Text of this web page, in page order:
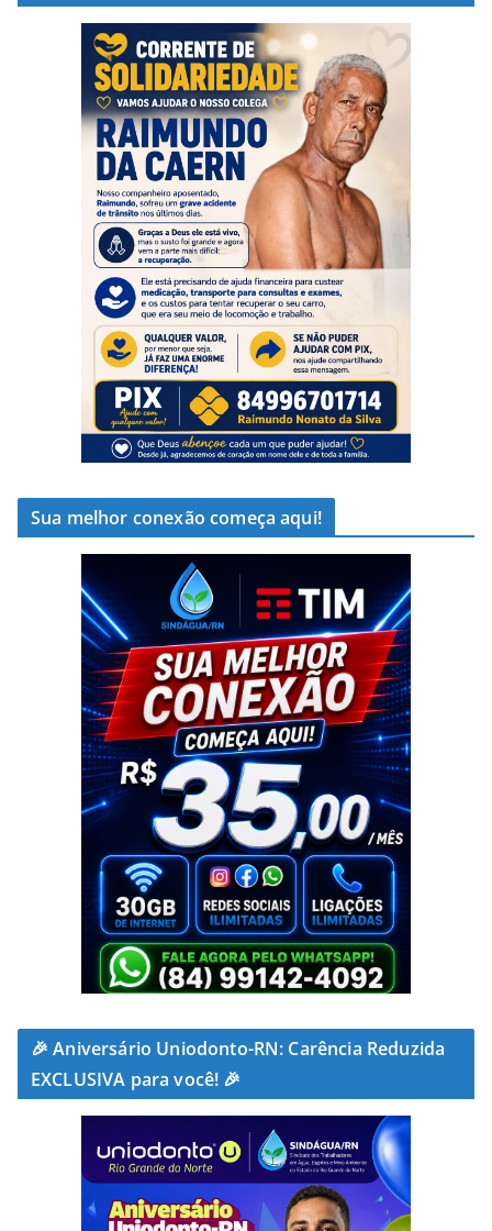
Sua melhor conexão começa aqui!
🎉 Aniversário Uniodonto-RN: Carência Reduzida
EXCLUSIVA para você! 🎉